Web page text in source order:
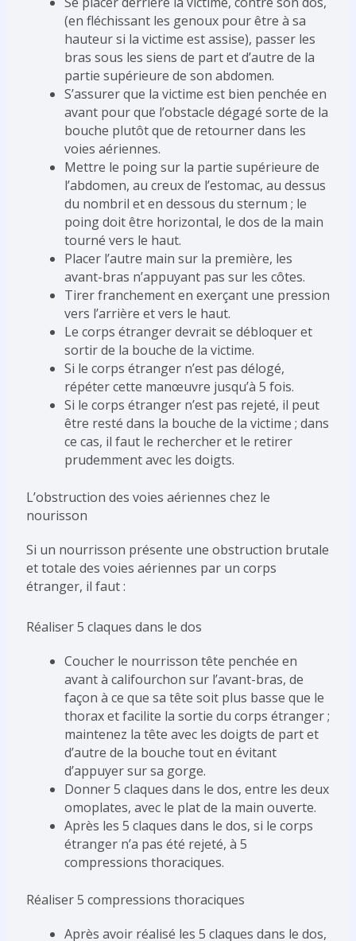
(en fléchissant les genoux pour être à sa
hauteur si la victime est assise), passer les
bras sous les siens de part et d’autre de la
partie supérieure de son abdomen.
S’assurer que la victime est bien penchée en
avant pour que l’obstacle dégagé sorte de la
bouche plutôt que de retourner dans les
voies aériennes.
Mettre le poing sur la partie supérieure de
l’abdomen, au creux de l’estomac, au dessus
du nombril et en dessous du sternum ; le
poing doit être horizontal, le dos de la main
tourné vers le haut.
Placer l’autre main sur la première, les
avant-bras n’appuyant pas sur les côtes.
Tirer franchement en exerçant une pression
vers l’arrière et vers le haut.
Le corps étranger devrait se débloquer et
sortir de la bouche de la victime.
Si le corps étranger n’est pas délogé,
répéter cette manœuvre jusqu’à 5 fois.
Si le corps étranger n’est pas rejeté, il peut
être resté dans la bouche de la victime ; dans
ce cas, il faut le rechercher et le retirer
prudemment avec les doigts.
L’obstruction des voies aériennes chez le
nourisson
Si un nourrisson présente une obstruction brutale
et totale des voies aériennes par un corps
étranger, il faut :
Réaliser 5 claques dans le dos
Coucher le nourrisson tête penchée en
avant à califourchon sur l’avant-bras, de
façon à ce que sa tête soit plus basse que le
thorax et facilite la sortie du corps étranger ;
maintenez la tête avec les doigts de part et
d’autre de la bouche tout en évitant
d’appuyer sur sa gorge.
Donner 5 claques dans le dos, entre les deux
omoplates, avec le plat de la main ouverte.
Après les 5 claques dans le dos, si le corps
étranger n’a pas été rejeté, à 5
compressions thoraciques.
Réaliser 5 compressions thoraciques
Après avoir réalisé les 5 claques dans le dos,